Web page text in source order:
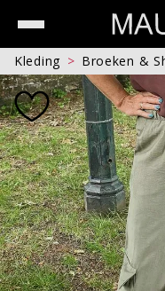
Kleding Broeken &